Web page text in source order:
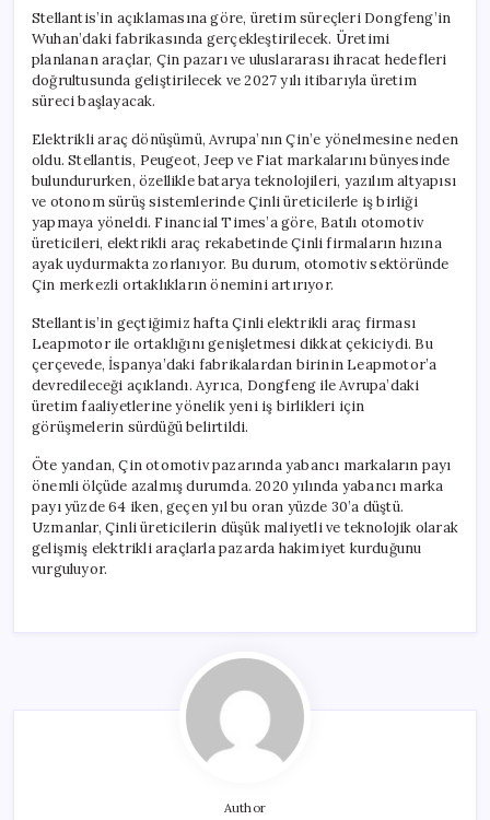
Stellantis’in açıklamasına göre, üretim süreçleri Dongfeng’in
Wuhan’daki fabrikasında gerçekleştirilecek. Üretimi
planlanan araçlar, Çin pazarı ve uluslararası ihracat hedefleri
doğrultusunda geliştirilecek ve 2027 yılı itibarıyla üretim
süreci başlayacak.
Elektrikli araç dönüşümü, Avrupa’nın Çin’e yönelmesine neden
oldu. Stellantis, Peugeot, Jeep ve Fiat markalarını bünyesinde
bulundururken, özellikle batarya teknolojileri, yazılım altyapısı
ve otonom sürüş sistemlerinde Çinli üreticilerle iş birliği
yapmaya yöneldi. Financial Times’a göre, Batılı otomotiv
üreticileri, elektrikli araç rekabetinde Çinli firmaların hızına
ayak uydurmakta zorlanıyor. Bu durum, otomotiv sektöründe
Çin merkezli ortaklıkların önemini artırıyor.
Stellantis’in geçtiğimiz hafta Çinli elektrikli araç firması
Leapmotor ile ortaklığını genişletmesi dikkat çekiciydi. Bu
çerçevede, İspanya’daki fabrikalardan birinin Leapmotor’a
devredileceği açıklandı. Ayrıca, Dongfeng ile Avrupa’daki
üretim faaliyetlerine yönelik yeni iş birlikleri için
görüşmelerin sürdüğü belirtildi.
Öte yandan, Çin otomotiv pazarında yabancı markaların payı
önemli ölçüde azalmış durumda. 2020 yılında yabancı marka
payı yüzde 64 iken, geçen yıl bu oran yüzde 30’a düştü.
Uzmanlar, Çinli üreticilerin düşük maliyetli ve teknolojik olarak
gelişmiş elektrikli araçlarla pazarda hakimiyet kurduğunu
vurguluyor.
Author